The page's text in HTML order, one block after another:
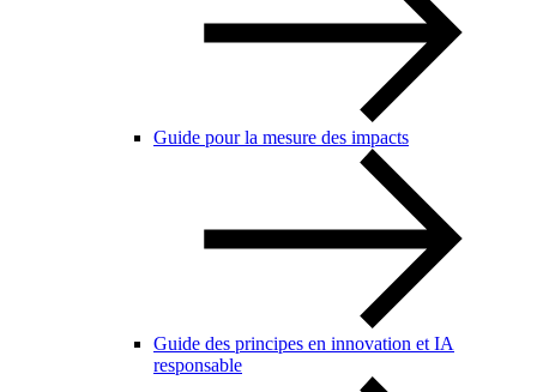
Guide pour la mesure des impacts
Guide des principes en innovation et IA
responsable